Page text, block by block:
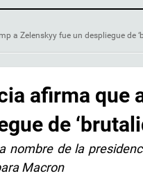
a Zelenskyy fue un despliegue de
afirma que
de
nombre de la
Macron